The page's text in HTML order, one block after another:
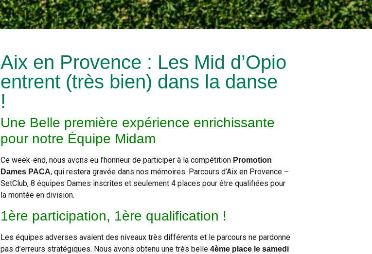
Aix en Provence : Les Mid d’Opio
entrent (très bien) dans la danse
!
Une Belle première expérience enrichissante
pour notre Équipe Midam
Ce week-end, nous avons eu l’honneur de participer à la compétition Promotion
Dames PACA, qui restera gravée dans nos mémoires. Parcours d’Aix en Provence –
SetClub, 8 équipes Dames inscrites et seulement 4 places pour être qualifiées pour
la montée en division.
1ère participation, 1ère qualification !
Les équipes adverses avaient des niveaux très différents et le parcours ne pardonne
pas d’erreurs stratégiques. Nous avons obtenu une très belle 4ème place le samedi